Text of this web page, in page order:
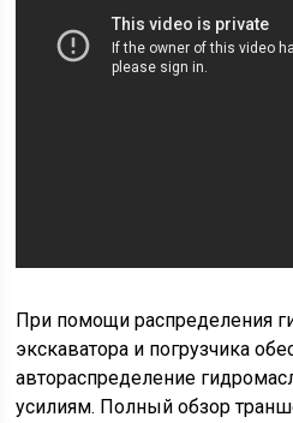
При помощи распределения
экскаватора и погрузчика
автораспределение
усилиям. Полный обзор